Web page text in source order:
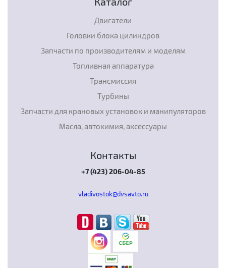
Двигатели
Головки блока цилиндров
Запчасти по производителям и моделям
Топливная аппаратура
Трансмиссия
Турбины
Запчасти для крановых установок и манипуляторов
Масла, автохимия, аксессуары
Контакты
+7 (423) 206-04-85
vladivostok@dvsavto.ru